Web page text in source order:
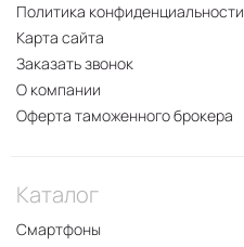
Политика конфиденциальности
Карта сайта
Заказать звонок
О компании
Оферта таможенного брокера
Каталог
Смартфоны